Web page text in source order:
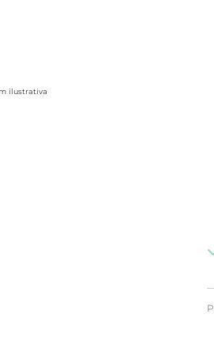
ilustrativa